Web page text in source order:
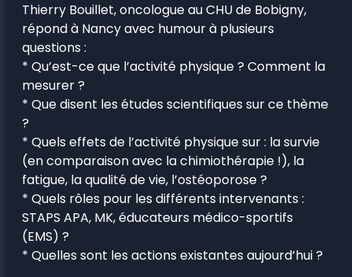
Thierry Bouillet, oncologue au CHU de Bobigny,
répond à Nancy avec humour à plusieurs
questions :
* Qu’est-ce que l’activité physique ? Comment la
mesurer ?
* Que disent les études scientifiques sur ce thème
?
* Quels effets de l’activité physique sur : la survie
(en comparaison avec la chimiothérapie !), la
fatigue, la qualité de vie, l’ostéoporose ?
* Quels rôles pour les différents intervenants :
STAPS APA, MK, éducateurs médico-sportifs
(EMS) ?
* Quelles sont les actions existantes aujourd’hui ?